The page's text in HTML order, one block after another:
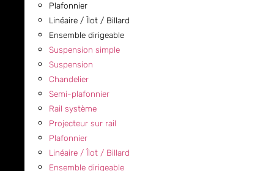
Plafonnier
Linéaire / Îlot / Billard
Ensemble dirigeable
Suspension simple
Suspension
Chandelier
Semi-plafonnier
Rail système
Projecteur sur rail
Plafonnier
Linéaire / Îlot / Billard
Ensemble dirigeable